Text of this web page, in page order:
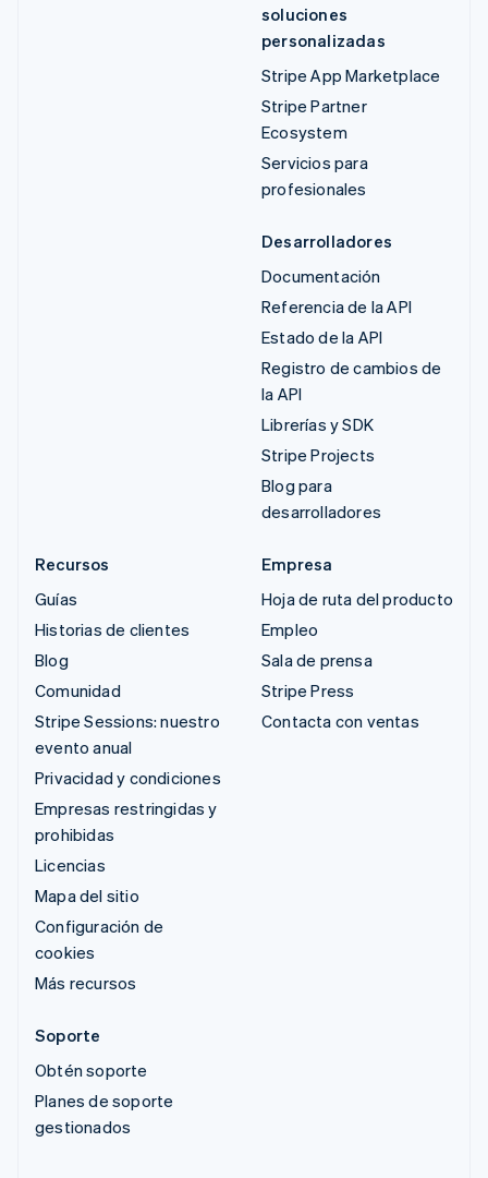
soluciones
personalizadas
Stripe App Marketplace
Stripe Partner
Ecosystem
Servicios para
profesionales
Desarrolladores
Documentación
Referencia de la API
Estado de la API
Registro de cambios de
la API
Librerías y SDK
Stripe Projects
Blog para
desarrolladores
Recursos
Guías
Historias de clientes
Blog
Comunidad
Stripe Sessions: nuestro
evento anual
Privacidad y condiciones
Empresas restringidas y
prohibidas
Licencias
Mapa del sitio
Configuración de
cookies
Más recursos
Empresa
Hoja de ruta del producto
Empleo
Sala de prensa
Stripe Press
Contacta con ventas
Soporte
Obtén soporte
Planes de soporte
gestionados